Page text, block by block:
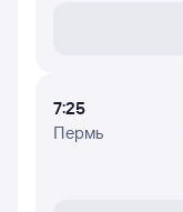
7:25
Пермь